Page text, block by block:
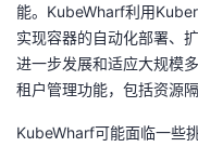
能。KubeWharf利用
实现容器的自动化部署、
进一步发展和适应大规模
租户管理功能，包括资源
KubeWharf可能面临一些